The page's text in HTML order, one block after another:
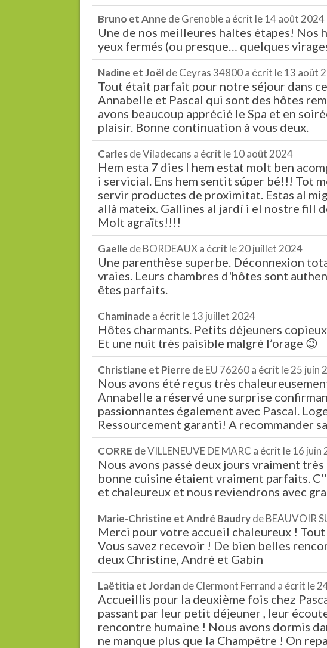
Bruno et Anne deGrenoblea écrit le14 août 2024
Une de nos meilleures haltes étapes! Nos
yeux fermés (ou presque… quelques
Nadine et JoëldeCeyras 34800a écrit le13 août
Tout était parfait pour notre séjour dans
Annabelle et Pascal qui sont des hôtes
avons beaucoup apprécié le Spa et en
plaisir. Bonne continuation à vous deux.
CarlesdeViladecans a écrit le10 août 2024
Hem esta 7 dies I hem estat molt ben
i servicial. Ens hem sentit súper bé!!! Tot
servir productes de proximitat. Estas al
allà mateix. Gallines al jardí i el nostre fill
Molt agraïts!!!!
Gaelle deBORDEAUXa écrit le20 juillet 2024
Une parenthèse superbe. Déconnexion
vraies. Leurs chambres d'hôtes sont
êtes parfaits.
Chaminade a écrit le13 juillet 2024
Hôtes charmants. Petits déjeuners
Et une nuit très paisible malgré l’orage 😉
Christiane et Pierre deEU 76260a écrit le25 juin
Nous avons été reçus très
Annabelle a réservé une surprise
passionnantes également avec Pascal.
Ressourcement garanti! A recommander
CORRE deVILLENEUVE DE MARC a écrit le16 juin
Nous avons passé deux jours vraiment
bonne cuisine étaient vraiment parfaits.
et chaleureux et nous reviendrons avec
Marie-Christine et André BaudrydeBEAUVOIR
Merci pour votre accueil chaleureux !
Vous savez recevoir ! De bien belles
deux Christine, André et Gabin
Laëtitia et Jordan deClermont Ferrand a écrit le
Accueillis pour la deuxième fois chez
passant par leur petit déjeuner , leur
rencontre humaine ! Nous avons dormis
ne manque plus que la Champêtre ! On